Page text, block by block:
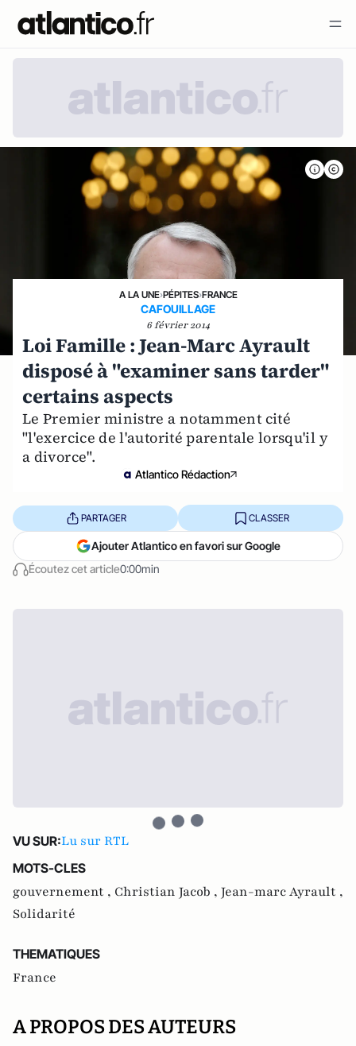
A LA UNE›PÉPITES›FRANCE
CAFOUILLAGE
6 février 2014
Loi Famille : Jean-Marc Ayrault
disposé à "examiner sans tarder"
certains aspects
Le Premier ministre a notamment cité
"l'exercice de l'autorité parentale lorsqu'il y
a divorce".
Atlantico Rédaction
Écoutez cet article0:00min
PARTAGER CLASSER
Ajouter Atlantico en favori sur Google
VU SUR:Lu sur RTL
MOTS-CLES
gouvernement , Christian Jacob , Jean-marc Ayrault ,
Solidarité
THEMATIQUES
France
A PROPOS DES AUTEURS